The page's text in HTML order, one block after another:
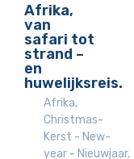
Afrika,
van
safari tot
strand –
en
huwelijksreis.
Afrika,
Christmas-
Kerst - New-
year - Nieuwjaar,